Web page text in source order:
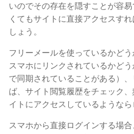
いのでその存在を隠すことが容
くてもサイトに直接アクセスす
しょう。
フリーメールを使っているかど
スマホにリンクされているかど
で同期されていることがある）
ば、サイト閲覧履歴をチェック
イトにアクセスしているようなら
スマホから直接ログインする場